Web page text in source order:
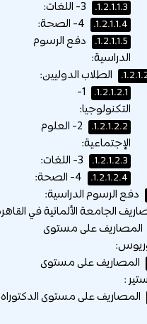
1.2.1.1.3.
1.2.1.1.4.
1.2.1.1.5.
دفع الرسوم
الدراسية:
الطلاب الدوليين:
1.2.1.2.1.
1-
التكنولوجيا:
1.2.1.2.2.
2- العلوم
الإجتماعية:
1.2.1.2.3.
1.2.1.2.4.
دفع الرسوم الدراسية:
المصاريف على مستوى
المصاريف على مستوى
:
المصاريف على مستوى الدكتوراه